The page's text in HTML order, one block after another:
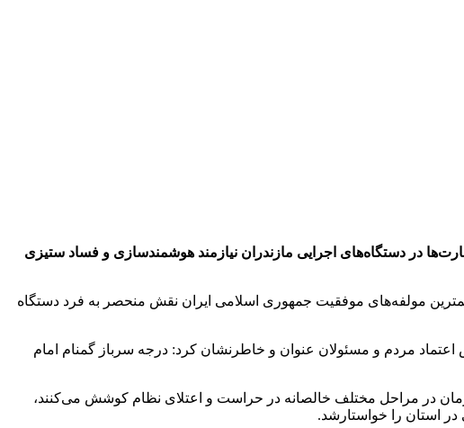
در دستگاه‌های اجرایی مازندران نیازمند هوشمندسازی و فساد ستیزی
مولفه‌های موفقیت جمهوری اسلامی ایران نقش منحصر به فرد دستگاه
مردم و مسئولان عنوان و خاطرنشان کرد: درجه سرباز گمنام امام
زمان در مراحل مختلف خالصانه در حراست و اعتلای نظام کوشش می‌کنند،
استان را خواستارشد.